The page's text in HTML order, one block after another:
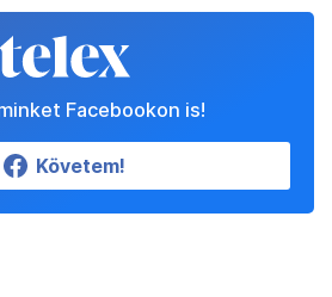
Facebookon is!
Követem!